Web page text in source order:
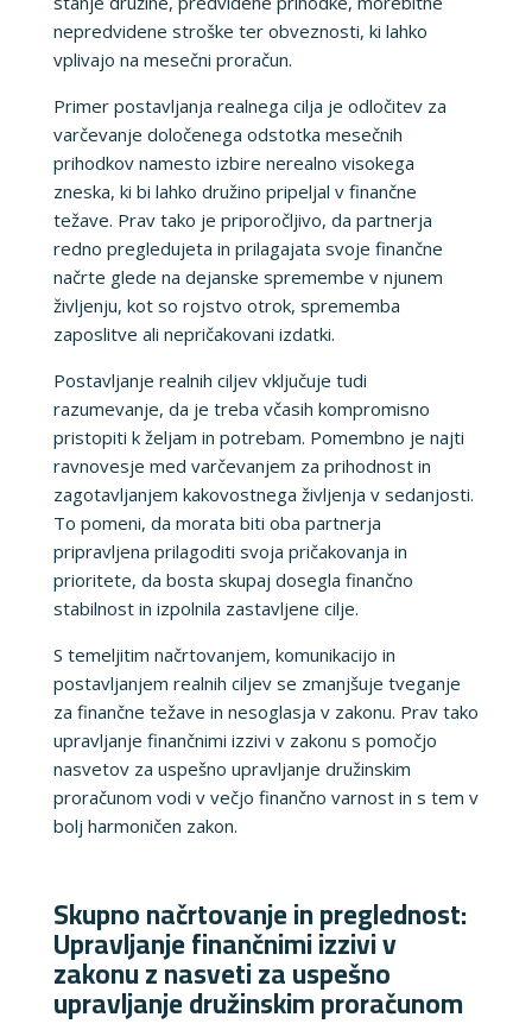
nepredvidene stroške ter obveznosti, ki lahko
vplivajo na mesečni proračun.
Primer postavljanja realnega cilja je odločitev za
varčevanje določenega odstotka mesečnih
prihodkov namesto izbire nerealno visokega
zneska, ki bi lahko družino pripeljal v finančne
težave. Prav tako je priporočljivo, da partnerja
redno pregledujeta in prilagajata svoje finančne
načrte glede na dejanske spremembe v njunem
življenju, kot so rojstvo otrok, sprememba
zaposlitve ali nepričakovani izdatki.
Postavljanje realnih ciljev vključuje tudi
razumevanje, da je treba včasih kompromisno
pristopiti k željam in potrebam. Pomembno je najti
ravnovesje med varčevanjem za prihodnost in
zagotavljanjem kakovostnega življenja v sedanjosti.
To pomeni, da morata biti oba partnerja
pripravljena prilagoditi svoja pričakovanja in
prioritete, da bosta skupaj dosegla finančno
stabilnost in izpolnila zastavljene cilje.
S temeljitim načrtovanjem, komunikacijo in
postavljanjem realnih ciljev se zmanjšuje tveganje
za finančne težave in nesoglasja v zakonu. Prav tako
upravljanje finančnimi izzivi v zakonu s pomočjo
nasvetov za uspešno upravljanje družinskim
proračunom vodi v večjo finančno varnost in s tem v
bolj harmoničen zakon.
Skupno načrtovanje in preglednost:
Upravljanje finančnimi izzivi v
zakonu z nasveti za uspešno
upravljanje družinskim proračunom